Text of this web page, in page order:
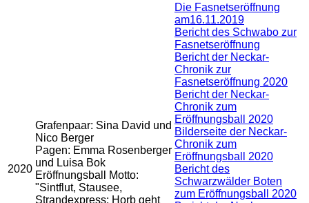
2020
Grafenpaar: Sina David und
Nico Berger
Pagen: Emma Rosenberger
und Luisa Bok
Eröffnungsball Motto:
"Sintflut, Stausee,
Strandexpress: Horb geht
Die Fasnetseröffnung
am16.11.2019
Bericht des Schwabo zur
Fasnetseröffnung
Bericht der Neckar-
Chronik zur
Fasnetseröffnung 2020
Bericht der Neckar-
Chronik zum
Eröffnungsball 2020
Bilderseite der Neckar-
Chronik zum
Eröffnungsball 2020
Bericht des
Schwarzwälder Boten
zum Eröffnungsball 2020